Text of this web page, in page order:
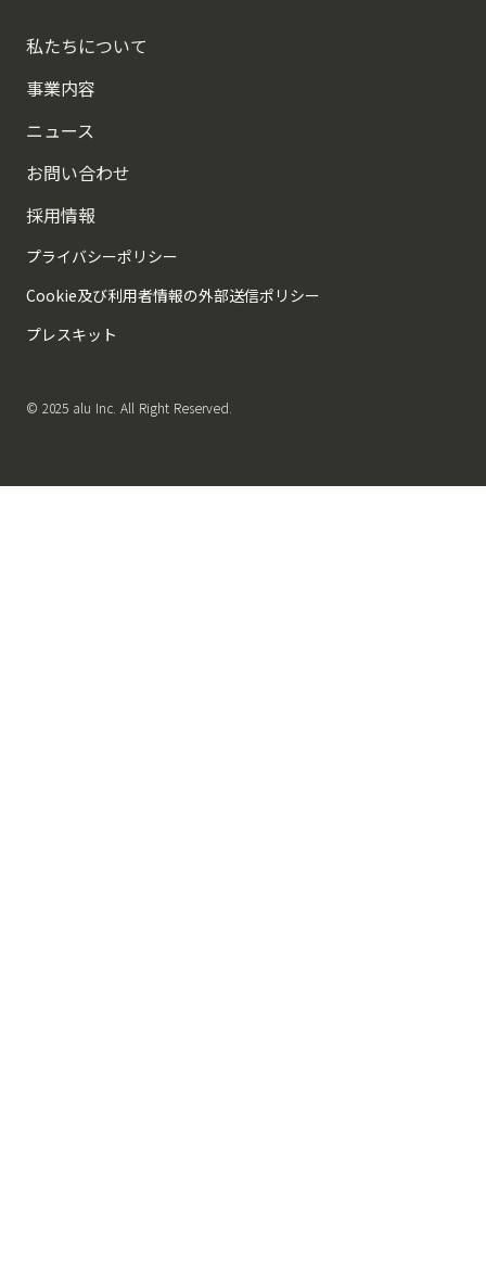
私たちについて
事業内容
ニュース
お問い合わせ
採用情報
プライバシーポリシー
Cookie及び利用者情報の外部送信ポリシー
プレスキット
© 2025 alu Inc. All Right Reserved.